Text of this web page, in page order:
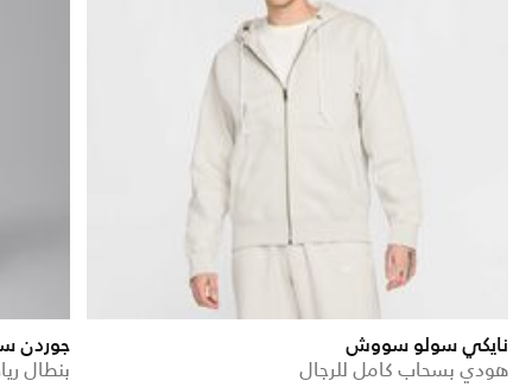
نايكي سولو سووش
هودي بسحاب كامل للرجال
جوردن
بنطال